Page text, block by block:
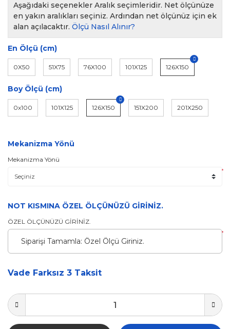
Aşağıdaki seçenekler Aralık seçimleridir. Net ölçünüze
en yakın aralıkları seçiniz. Ardından net ölçünüz için ek
alan açılacaktır. Ölçü Nasıl Alınır?
En Ölçü (cm)
0X50 51X75 76X100 101X125 126X150
Boy Ölçü (cm)
0x100 101X125 126X150 151X200 201X250
Mekanizma Yönü
Mekanizma Yönü
*
NOT KISMINA ÖZEL ÖLÇÜNÜZÜ GİRİNİZ.
ÖZEL ÖLÇÜNÜZÜ GİRİNİZ.
*
Vade Farksız 3 Taksit